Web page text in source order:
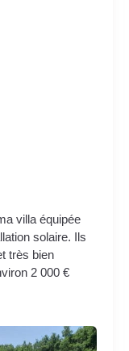
villa équipée
solaire. Ils
très bien
2 000 €